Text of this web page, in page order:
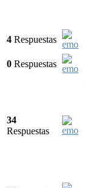
4 Respuestas
0 Respuestas
34
Respuestas